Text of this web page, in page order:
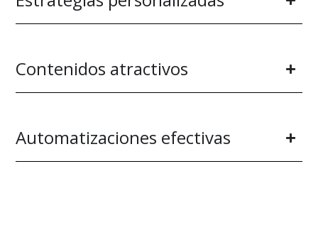
Contenidos atractivos
Automatizaciones efectivas